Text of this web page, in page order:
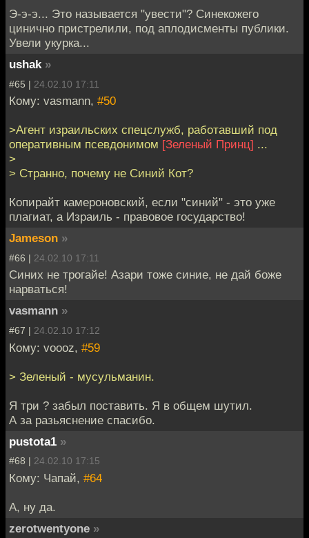
Э-э-э... Это называется "увести"? Синекожего
цинично пристрелили, под аплодисменты публики.
Увели укурка...
ushak »
#65 | 24.02.10 17:11
Кому: vasmann, #50
>Агент израильских спецслужб, работавший под
оперативным псевдонимом [Зеленый Принц] ...
>
> Странно, почему не Синий Кот?
Копирайт камероновский, если "синий" - это уже
плагиат, а Израиль - правовое государство!
Jameson »
#66 | 24.02.10 17:11
Синих не трогайе! Азари тоже синие, не дай боже
нарваться!
vasmann »
#67 | 24.02.10 17:12
Кому: voooz, #59
> Зеленый - мусульманин.
Я три ? забыл поставить. Я в общем шутил.
А за разьяснение спасибо.
pustota1 »
#68 | 24.02.10 17:15
Кому: Чапай, #64
А, ну да.
zerotwentyone »